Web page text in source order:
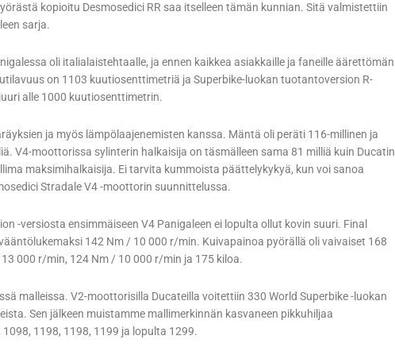
kopioitu Desmosedici RR saa itselleen tämän kunnian. Sitä valmistettiin
sarja.
oli italialaistehtaalle, ja ennen kaikkea asiakkaille ja faneille äärettömän
on 1103 kuutiosenttimetriä ja Superbike-luokan tuotantoversion R-
alle 1000 kuutiosenttimetrin.
ja myös lämpölaajenemisten kanssa. Mäntä oli peräti 116-millinen ja
V4-moottorissa sylinterin halkaisija on täsmälleen sama 81 milliä kuin Ducatin
maksimihalkaisija. Ei tarvita kummoista päättelykykyä, kun voi sanoa
Stradale V4 -moottorin suunnittelussa.
-versiosta ensimmäiseen V4 Panigaleen ei lopulta ollut kovin suuri. Final
142 Nm / 10 000 r/min. Kuivapainoa pyörällä oli vaivaiset 168
000 r/min, 124 Nm / 10 000 r/min ja 175 kiloa.
malleissa. V2-moottorisilla Ducateilla voitettiin 330 World Superbike -luokan
Sen jälkeen muistamme mallimerkinnän kasvaneen pikkuhiljaa
1198, 1198, 1199 ja lopulta 1299.